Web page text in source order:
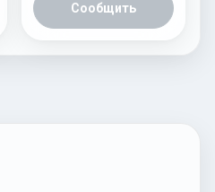
Сообщить